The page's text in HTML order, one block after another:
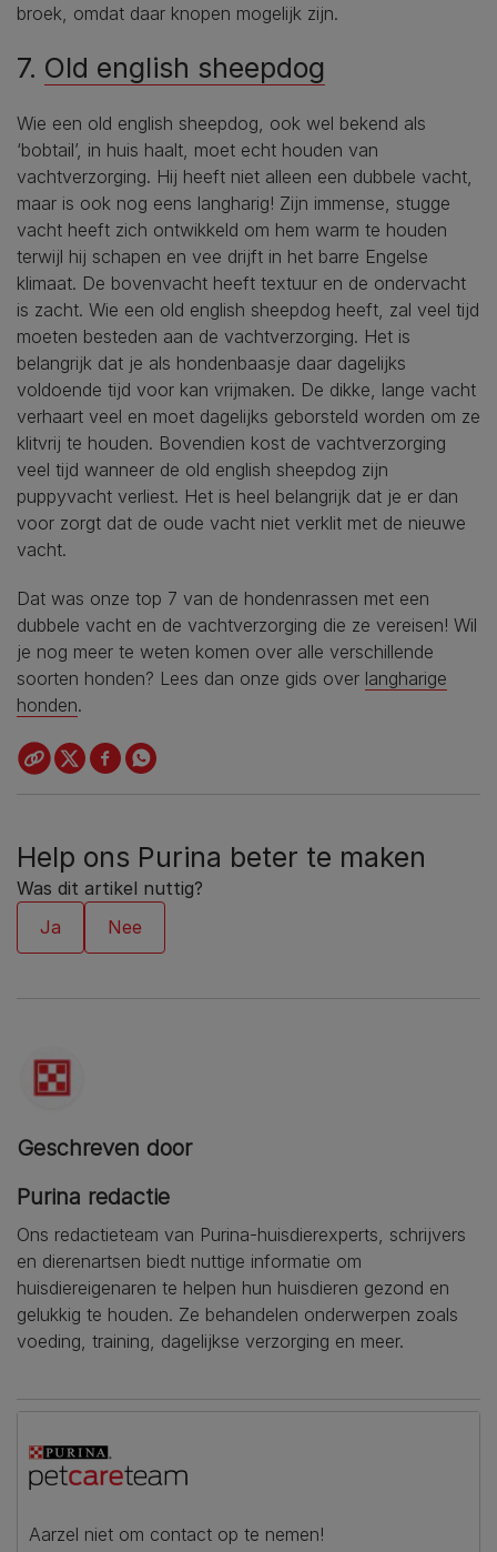
broek, omdat daar knopen mogelijk zijn.
7. Old english sheepdog
Wie een old english sheepdog, ook wel bekend als
‘bobtail’, in huis haalt, moet echt houden van
vachtverzorging. Hij heeft niet alleen een dubbele vacht,
maar is ook nog eens langharig! Zijn immense, stugge
vacht heeft zich ontwikkeld om hem warm te houden
terwijl hij schapen en vee drijft in het barre Engelse
klimaat. De bovenvacht heeft textuur en de ondervacht
is zacht. Wie een old english sheepdog heeft, zal veel tijd
moeten besteden aan de vachtverzorging. Het is
belangrijk dat je als hondenbaasje daar dagelijks
voldoende tijd voor kan vrijmaken. De dikke, lange vacht
verhaart veel en moet dagelijks geborsteld worden om ze
klitvrij te houden. Bovendien kost de vachtverzorging
veel tijd wanneer de old english sheepdog zijn
puppyvacht verliest. Het is heel belangrijk dat je er dan
voor zorgt dat de oude vacht niet verklit met de nieuwe
vacht.
Dat was onze top 7 van de hondenrassen met een
dubbele vacht en de vachtverzorging die ze vereisen! Wil
je nog meer te weten komen over alle verschillende
soorten honden? Lees dan onze gids over langharige
honden.
Help ons Purina beter te maken
Was dit artikel nuttig?
Geschreven door
Purina redactie
Ons redactieteam van Purina-huisdierexperts, schrijvers
en dierenartsen biedt nuttige informatie om
huisdiereigenaren te helpen hun huisdieren gezond en
gelukkig te houden. Ze behandelen onderwerpen zoals
voeding, training, dagelijkse verzorging en meer.
Aarzel niet om contact op te nemen!